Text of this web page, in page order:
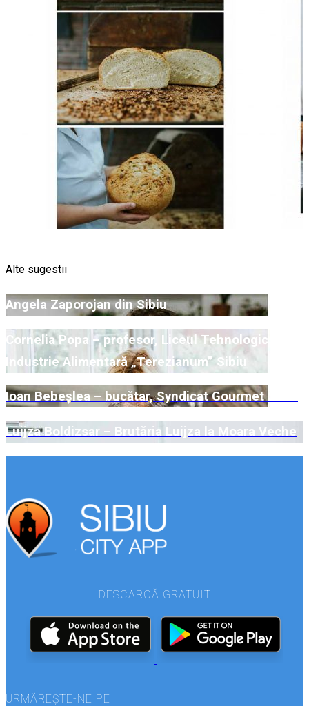
Alte sugestii
Angela Zaporojan din Sibiu
Cornelia Popa – profesor, Liceul Tehnologic de
Industrie Alimentară „Terezianum” Sibiu
Ioan Bebeșlea – bucătar, Syndicat Gourmet Sibiu
Luijza Boldizsar – Brutăria Luijza la Moara Veche
DESCARCĂ GRATUIT
URMĂREȘTE-NE PE